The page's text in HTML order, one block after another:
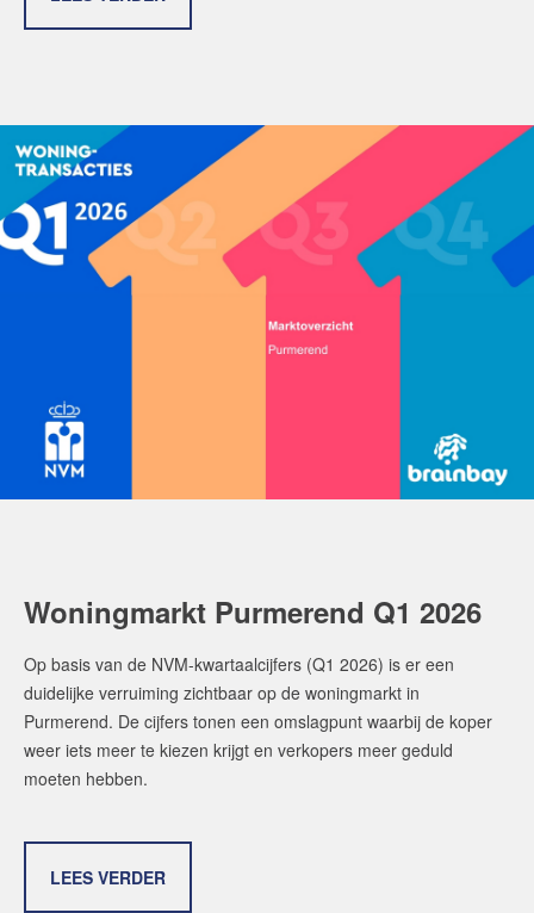
Woningmarkt Purmerend Q1 2026
Op basis van de NVM-kwartaalcijfers (Q1 2026) is er een
duidelijke verruiming zichtbaar op de woningmarkt in
Purmerend. De cijfers tonen een omslagpunt waarbij de koper
weer iets meer te kiezen krijgt en verkopers meer geduld
moeten hebben.
LEES VERDER